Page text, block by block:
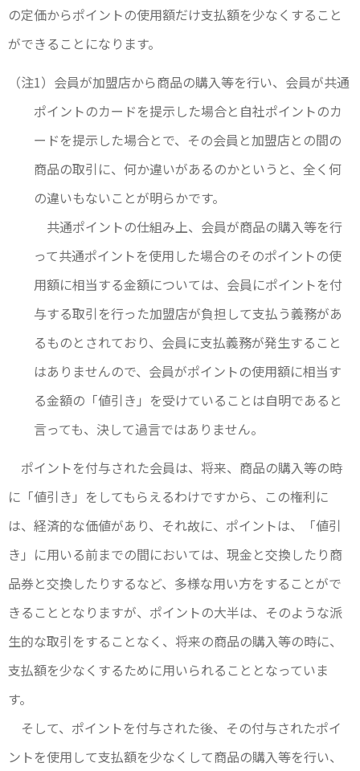
の定価からポイントの使用額だけ支払額を少なくすること
ができることになります。
（注1）会員が加盟店から商品の購入等を行い、会員が共通
ポイントのカードを提示した場合と自社ポイントのカ
ードを提示した場合とで、その会員と加盟店との間の
商品の取引に、何か違いがあるのかというと、全く何
の違いもないことが明らかです。
共通ポイントの仕組み上、会員が商品の購入等を行
って共通ポイントを使用した場合のそのポイントの使
用額に相当する金額については、会員にポイントを付
与する取引を行った加盟店が負担して支払う義務があ
るものとされており、会員に支払義務が発生すること
はありませんので、会員がポイントの使用額に相当す
る金額の「値引き」を受けていることは自明であると
言っても、決して過言ではありません。
ポイントを付与された会員は、将来、商品の購入等の時
に「値引き」をしてもらえるわけですから、この権利に
は、経済的な価値があり、それ故に、ポイントは、「値引
き」に用いる前までの間においては、現金と交換したり商
品券と交換したりするなど、多様な用い方をすることがで
きることとなりますが、ポイントの大半は、そのような派
生的な取引をすることなく、将来の商品の購入等の時に、
支払額を少なくするために用いられることとなっていま
す。
そして、ポイントを付与された後、その付与されたポイ
ントを使用して支払額を少なくして商品の購入等を行い、